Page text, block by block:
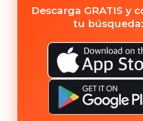
Descarga GRATIS y
tu búsqueda: